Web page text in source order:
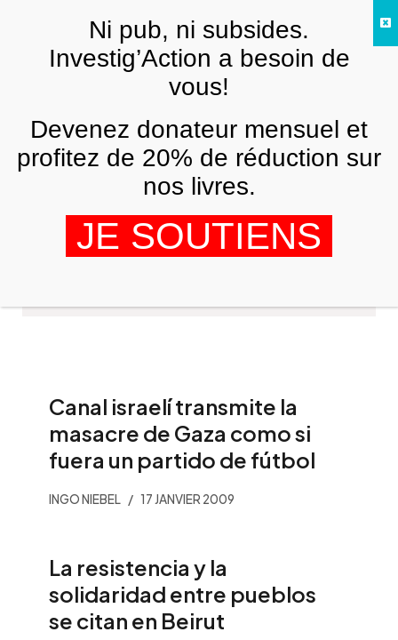
Ingo Niebel
Canal israelí transmite la
masacre de Gaza como si
fuera un partido de fútbol
INGO NIEBEL 17 JANVIER 2009
La resistencia y la
solidaridad entre pueblos
se citan en Beirut
FRNi pub, ni subsides.
Investig’Action a besoin de
vous!
Devenez donateur mensuel et
profitez de 20% de réduction sur
nos livres.
JE SOUTIENS